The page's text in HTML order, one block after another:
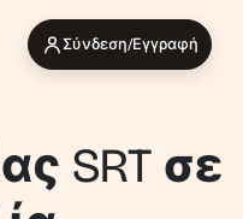
Σύνδεση/Εγγραφή
SRT σε